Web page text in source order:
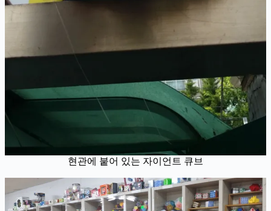
현관에 붙어 있는 자이언트 큐브